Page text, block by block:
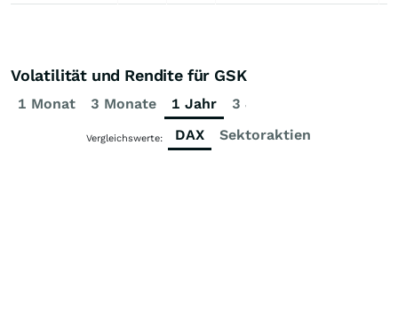
Volatilität und Rendite für GSK
1 Monat 3 Monate 1 Jahr 3 Jahre
Vergleichswerte: DAX Sektoraktien